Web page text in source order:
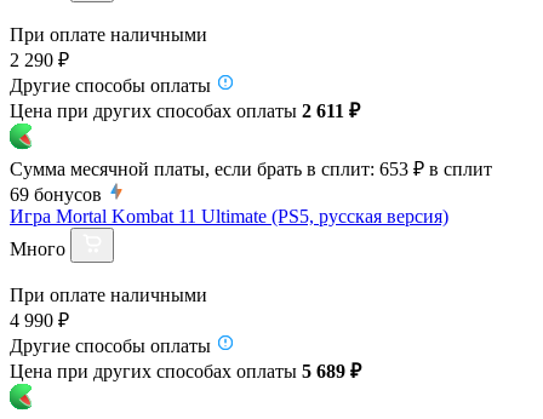
При оплате наличными
2 290 ₽
Другие способы оплаты
Цена при других способах оплаты 2 611 ₽
Сумма месячной платы, если брать в сплит: 653 ₽ в сплит
69 бонусов
Игра Mortal Kombat 11 Ultimate (PS5, русская версия)
Много
При оплате наличными
4 990 ₽
Другие способы оплаты
Цена при других способах оплаты 5 689 ₽